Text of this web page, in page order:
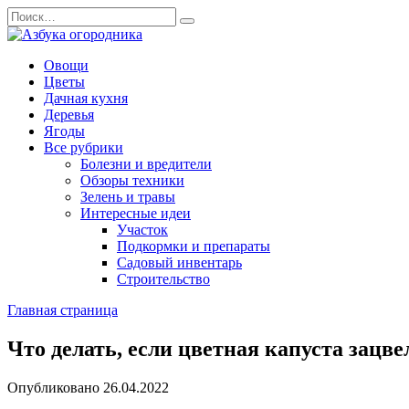
Перейти
к
содержанию
Search
for:
Овощи
Цветы
Дачная кухня
Деревья
Ягоды
Все рубрики
Болезни и вредители
Обзоры техники
Зелень и травы
Интересные идеи
Участок
Подкормки и препараты
Садовый инвентарь
Строительство
Главная страница
Что делать, если цветная капуста
Опубликовано 26.04.2022